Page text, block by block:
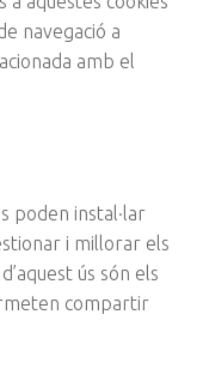
navegació a
amb el
poden instal·lar
i millorar els
ús són els
compartir